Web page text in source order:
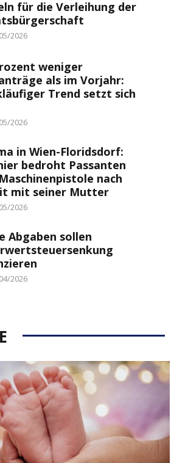
für die Verleihung der
2026
weniger
als im Vorjahr:
Trend setzt sich
2026
in Wien-Floridsdorf:
bedroht Passanten
nach
mit seiner Mutter
2026
Abgaben sollen
2026